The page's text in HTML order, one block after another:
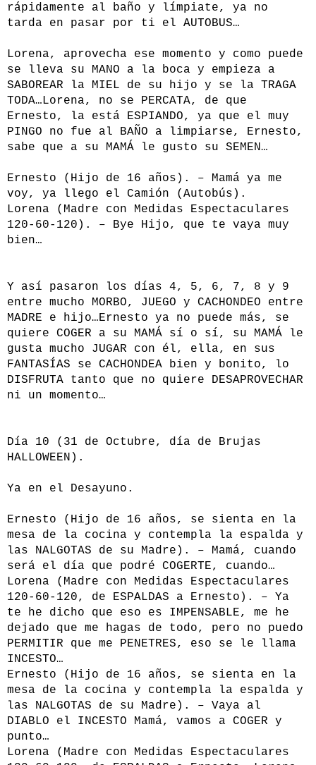
rápidamente al baño y límpiate, ya no
tarda en pasar por ti el AUTOBUS…
Lorena, aprovecha ese momento y como puede
se lleva su MANO a la boca y empieza a
SABOREAR la MIEL de su hijo y se la TRAGA
TODA…Lorena, no se PERCATA, de que
Ernesto, la está ESPIANDO, ya que el muy
PINGO no fue al BAÑO a limpiarse, Ernesto,
sabe que a su MAMÁ le gusto su SEMEN…
Ernesto (Hijo de 16 años). – Mamá ya me
voy, ya llego el Camión (Autobús).
Lorena (Madre con Medidas Espectaculares
120-60-120). – Bye Hijo, que te vaya muy
bien…
Y así pasaron los días 4, 5, 6, 7, 8 y 9
entre mucho MORBO, JUEGO y CACHONDEO entre
MADRE e hijo…Ernesto ya no puede más, se
quiere COGER a su MAMÁ sí o sí, su MAMÁ le
gusta mucho JUGAR con él, ella, en sus
FANTASÍAS se CACHONDEA bien y bonito, lo
DISFRUTA tanto que no quiere DESAPROVECHAR
ni un momento…
Día 10 (31 de Octubre, día de Brujas
HALLOWEEN).
Ya en el Desayuno.
Ernesto (Hijo de 16 años, se sienta en la
mesa de la cocina y contempla la espalda y
las NALGOTAS de su Madre). – Mamá, cuando
será el día que podré COGERTE, cuando…
Lorena (Madre con Medidas Espectaculares
120-60-120, de ESPALDAS a Ernesto). – Ya
te he dicho que eso es IMPENSABLE, me he
dejado que me hagas de todo, pero no puedo
PERMITIR que me PENETRES, eso se le llama
INCESTO…
Ernesto (Hijo de 16 años, se sienta en la
mesa de la cocina y contempla la espalda y
las NALGOTAS de su Madre). – Vaya al
DIABLO el INCESTO Mamá, vamos a COGER y
punto…
Lorena (Madre con Medidas Espectaculares